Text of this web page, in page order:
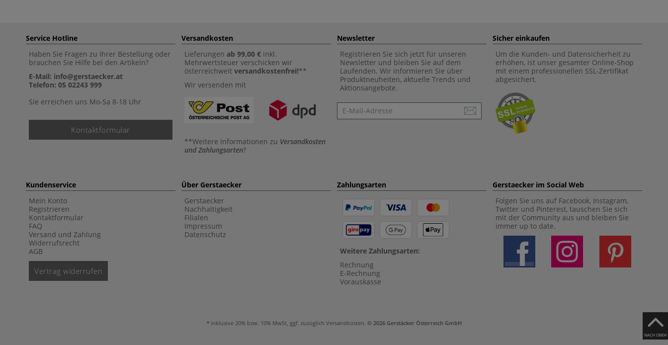
NACH OBEN
Service Hotline
Haben Sie Fragen zu Ihrer Bestellung oder
brauchen Sie Hilfe bei den Artikeln?
E-Mail: info@gerstaecker.at
Telefon: 05 02243 999
Sie erreichen uns Mo-Sa 8-18 Uhr
Kontaktformular
Versandkosten
Lieferungen ab 99,00 € inkl.
Mehrwertsteuer verschicken wir
österreichweit versandkostenfrei!**
Wir versenden mit
**Weitere Informationen zu Versandkosten
und Zahlungsarten?
Newsletter
Registrieren Sie sich jetzt für unseren
Newsletter und bleiben Sie auf dem
Laufenden. Wir informieren Sie über
Produktneuheiten, aktuelle Trends und
Aktionsangebote.
Newsletter
Sicher einkaufen
Um die Kunden- und Datensicherheit zu
erhöhen, ist unser gesamter Online-Shop
mit einem professionellen SSL-Zertifikat
abgesichert.
Kundenservice
Mein Konto
Registrieren
Kontaktformular
FAQ
Versand und Zahlung
Widerrufsrecht
AGB
Vertrag widerrufen
Über Gerstaecker
Gerstaecker
Nachhaltigkeit
Filialen
Impressum
Datenschutz
Zahlungsarten
Weitere Zahlungsarten:
Rechnung
E-Rechnung
Vorauskasse
Gerstaecker im Social Web
Folgen Sie uns auf Facebook, Instagram,
Twitter und Pinterest, tauschen Sie sich
mit der Community aus und bleiben Sie
immer up to date.
inklusive 20% bzw. 10% MwSt, ggf. zuzüglich Versandkosten. © 2026 Gerstäcker Österreich GmbH